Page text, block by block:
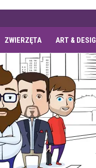
ZWIERZĘTA ART &